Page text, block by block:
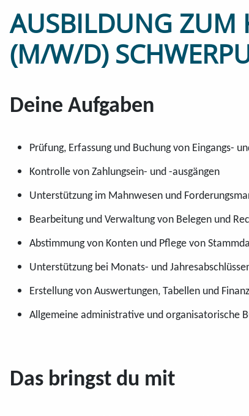
AUSBILDUNG ZUM
(M/W/D)
Deine Aufgaben
Prüfung, Erfassung und Buchung von Eingangs-
Kontrolle von Zahlungsein- und -ausgängen
Unterstützung im Mahnwesen und
Bearbeitung und Verwaltung von Belegen und
Abstimmung von Konten und Pflege von
Unterstützung bei Monats- und
Erstellung von Auswertungen, Tabellen und
Allgemeine administrative und organisatorische
Das bringst du mit